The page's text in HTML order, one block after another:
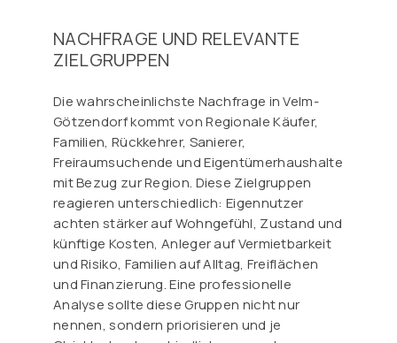
NACHFRAGE UND RELEVANTE
ZIELGRUPPEN
Die wahrscheinlichste Nachfrage in Velm-
Götzendorf kommt von Regionale Käufer,
Familien, Rückkehrer, Sanierer,
Freiraumsuchende und Eigentümerhaushalte
mit Bezug zur Region. Diese Zielgruppen
reagieren unterschiedlich: Eigennutzer
achten stärker auf Wohngefühl, Zustand und
künftige Kosten, Anleger auf Vermietbarkeit
und Risiko, Familien auf Alltag, Freiflächen
und Finanzierung. Eine professionelle
Analyse sollte diese Gruppen nicht nur
nennen, sondern priorisieren und je